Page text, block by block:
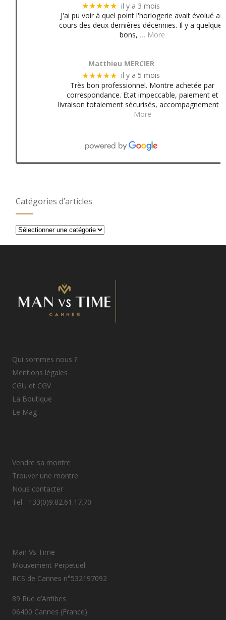
★★★★★ il y a 3 mois
J'ai pu voir à quel point l'horlogerie avait évolué au
cours des deux dernières décennies. Il y a quelques
bons, … More
Matthieu MERCIER
★★★★★ il y a 5 mois
Très bon professionnel. Montre achetée par
correspondance. Etat impeccable, paiement et
livraison totalement sécurisés, accompagnement
More
Catégories d’articles
Catégories
Qui sommes nous ?
Mentions légales
CGU et CGV
La Boutique
Le Mag
Vendre sa montre
Trouver une montre
Nous contacter
Tel : +33(0)9.82.61.17.70
Man Vs Time
Mouvement Perpetuel
RCS de Cannes n°532197092
89 Rue d’Antibes
06400 Cannes (France)